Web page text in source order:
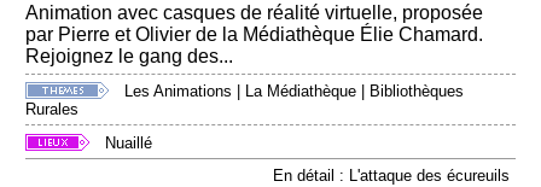
Animation avec casques de réalité virtuelle, proposée
par Pierre et Olivier de la Médiathèque Élie Chamard.
Rejoignez le gang des...
Les Animations La Médiathèque
Bibliothèques
Rurales
Nuaillé
En détail : L'attaque des écureuils